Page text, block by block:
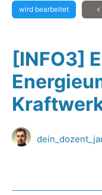
wird bearbeitet
[INFO3]